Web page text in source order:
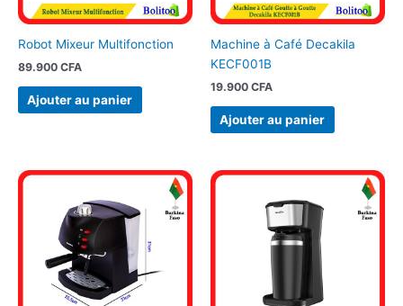
Robot Mixeur Multifonction
89.900 CFA
Ajouter au panier
Machine à Café Decakila
KECF001B
19.900 CFA
Ajouter au panier